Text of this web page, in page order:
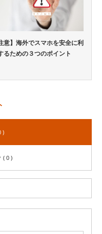
意】海外でスマホを安全に利
るための３つのポイント
)
( 0 )